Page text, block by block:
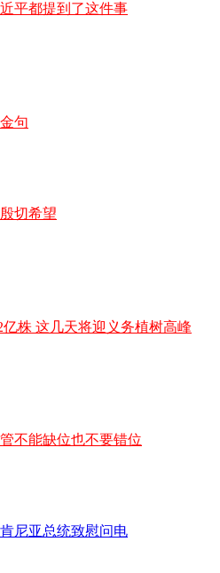
平都提到了这件事
句
切希望
株 这几天将迎义务植树高峰
不能缺位也不要错位
尼亚总统致慰问电